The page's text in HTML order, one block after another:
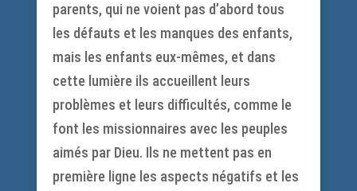
parents, qui ne voient pas d’abord tous
les défauts et les manques des enfants,
mais les enfants eux-mêmes, et dans
cette lumière ils accueillent leurs
problèmes et leurs difficultés, comme le
font les missionnaires avec les peuples
aimés par Dieu. Ils ne mettent pas en
première ligne les aspects négatifs et les